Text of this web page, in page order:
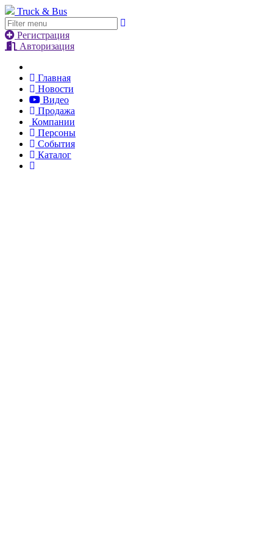
Truck & Bus
Регистрация
Авторизация
Главная
Новости
Видео
Продажа
Компании
Персоны
События
Каталог